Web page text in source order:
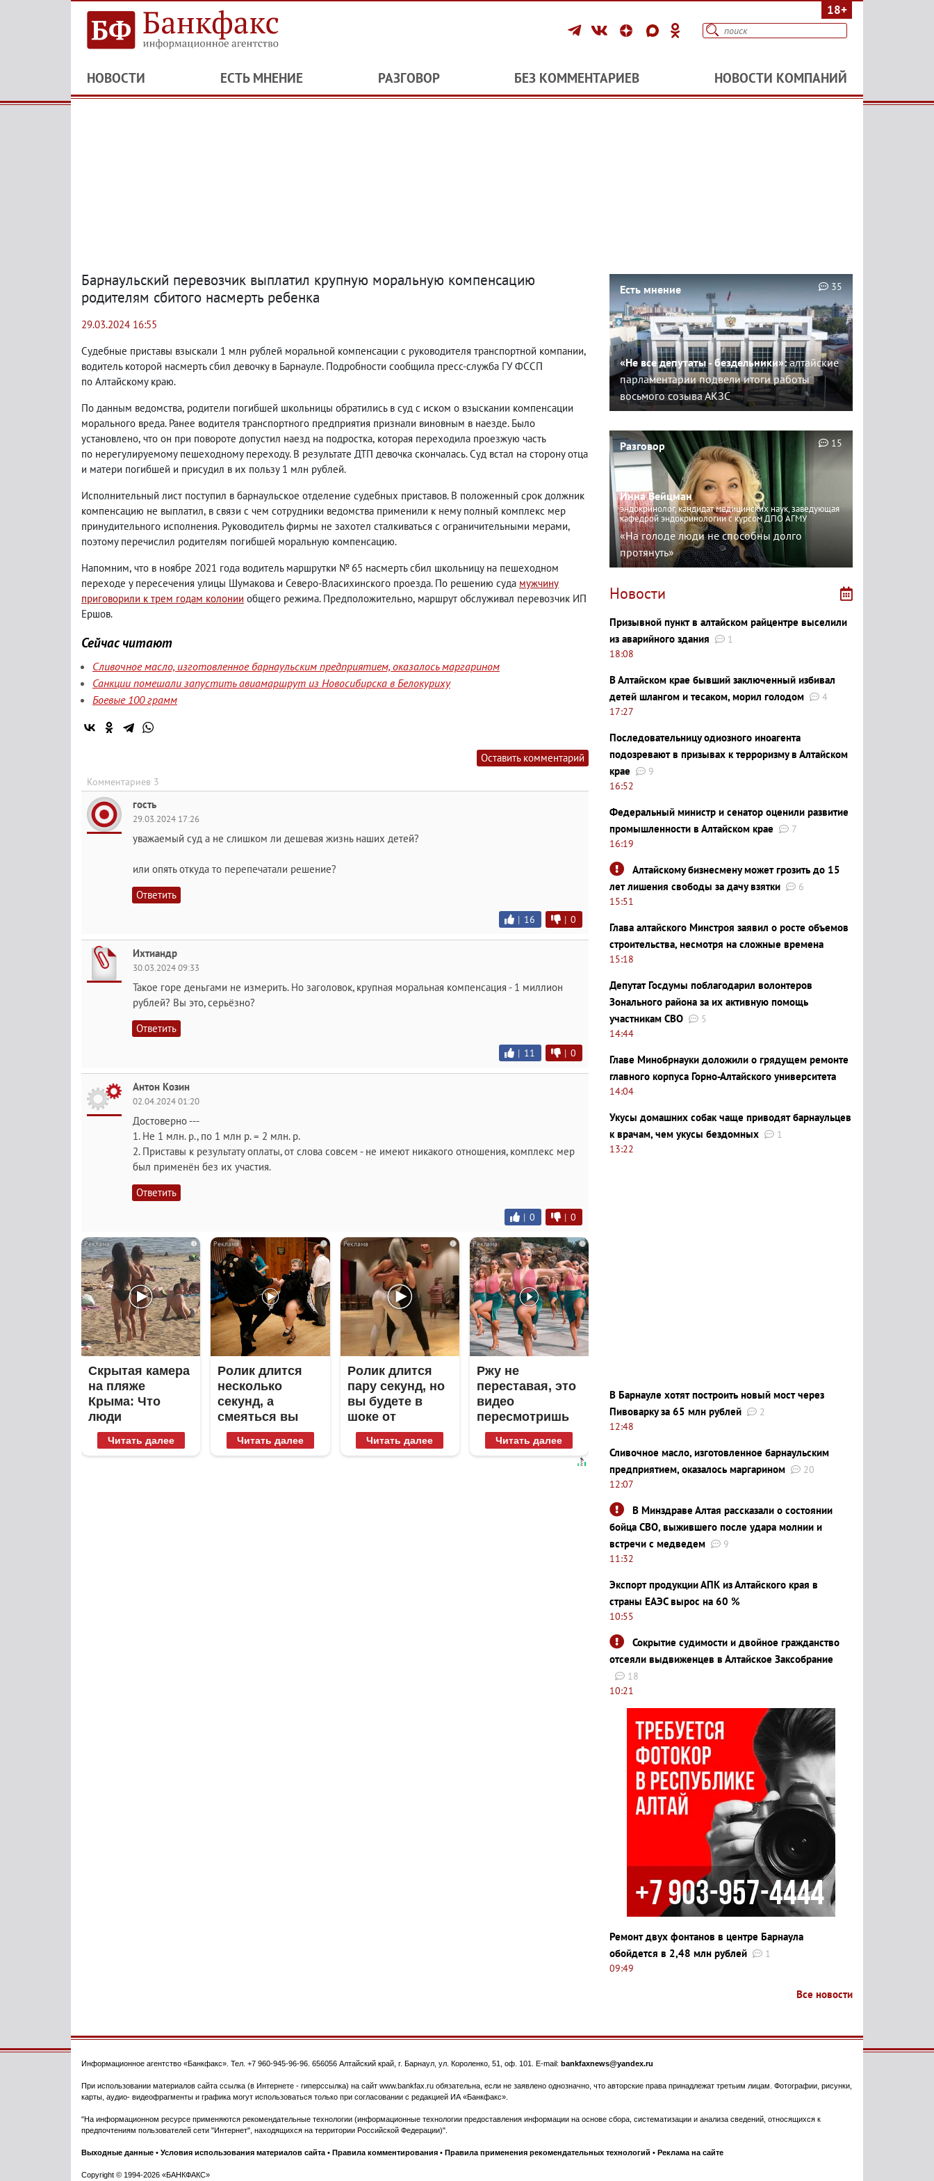
18+
НОВОСТИ ЕСТЬ МНЕНИЕ РАЗГОВОР БЕЗ КОММЕНТАРИЕВ НОВОСТИ КОМПАНИЙ
Барнаульский перевозчик выплатил крупную моральную компенсацию
родителям сбитого насмерть ребенка
29.03.2024 16:55
Судебные приставы взыскали 1 млн рублей моральной компенсации с руководителя транспортной компании,
водитель которой насмерть сбил девочку в Барнауле. Подробности сообщила пресс-служба ГУ ФССП
по Алтайскому краю.
По данным ведомства, родители погибшей школьницы обратились в суд с иском о взыскании компенсации
морального вреда. Ранее водителя транспортного предприятия признали виновным в наезде. Было
установлено, что он при повороте допустил наезд на подростка, которая переходила проезжую часть
по нерегулируемому пешеходному переходу. В результате ДТП девочка скончалась. Суд встал на сторону отца
и матери погибшей и присудил в их пользу 1 млн рублей.
Исполнительный лист поступил в барнаульское отделение судебных приставов. В положенный срок должник
компенсацию не выплатил, в связи с чем сотрудники ведомства применили к нему полный комплекс мер
принудительного исполнения. Руководитель фирмы не захотел сталкиваться с ограничительными мерами,
поэтому перечислил родителям погибшей моральную компенсацию.
Напомним, что в ноябре 2021 года водитель маршрутки № 65 насмерть сбил школьницу на пешеходном
переходе у пересечения улицы Шумакова и Северо-Власихинского проезда. По решению суда мужчину
приговорили к трем годам колонии общего режима. Предположительно, маршрут обслуживал перевозчик ИП
Ершов.
Сейчас читают
Сливочное масло, изготовленное барнаульским предприятием, оказалось маргарином
Санкции помешали запустить авиамаршрут из Новосибирска в Белокуриху
Боевые 100 грамм
Оставить комментарий
Комментариев 3
гость
29.03.2024 17:26
уважаемый суд а не слишком ли дешевая жизнь наших детей?
или опять откуда то перепечатали решение?
Ответить
| 16 | 0
Ихтиандр
30.03.2024 09:33
Такое горе деньгами не измерить. Но заголовок, крупная моральная компенсация - 1 миллион
рублей? Вы это, серьёзно?
Ответить
| 11 | 0
Антон Козин
02.04.2024 01:20
Достоверно ---
1. Не 1 млн. р., по 1 млн р. = 2 млн. р.
2. Приставы к результату оплаты, от слова совсем - не имеют никакого отношения, комплекс мер
был применён без их участия.
Ответить
| 0 | 0
i
Скрытая камера
на пляже
Крыма: Что
люди
вытворяют,
когда их не
Читать далее
i
Ролик длится
несколько
секунд, а
смеяться вы
будете долго
Читать далее
i
Ролик длится
пару секунд, но
вы будете в
шоке от
увиденного
Читать далее
i
Ржу не
переставая, это
видео
пересмотришь
не раз
Читать далее
Есть мнение
«Не все депутаты - бездельники»:алтайские
парламентарии подвели итоги работы
восьмого созыва АКЗС
35
Разговор
Инна Вейцман
эндокринолог, кандидат медицинских наук, заведующая
кафедрой эндокринологии с курсом ДПО АГМУ
«На голоде люди не способны долго
протянуть»
15
Новости
Призывной пункт в алтайском райцентре выселили
из аварийного здания
1
18:08
В Алтайском крае бывший заключенный избивал
детей шлангом и тесаком, морил голодом
4
17:27
Последовательницу одиозного иноагента
подозревают в призывах к терроризму в Алтайском
крае
9
16:52
Федеральный министр и сенатор оценили развитие
промышленности в Алтайском крае
7
16:19
Алтайскому бизнесмену может грозить до 15
лет лишения свободы за дачу взятки
6
15:51
Глава алтайского Минстроя заявил о росте объемов
строительства, несмотря на сложные времена
15:18
Депутат Госдумы поблагодарил волонтеров
Зонального района за их активную помощь
участникам СВО
5
14:44
Главе Минобрнауки доложили о грядущем ремонте
главного корпуса Горно-Алтайского университета
14:04
Укусы домашних собак чаще приводят барнаульцев
к врачам, чем укусы бездомных
1
13:22
В Барнауле хотят построить новый мост через
Пивоварку за 65 млн рублей
2
12:48
Сливочное масло, изготовленное барнаульским
предприятием, оказалось маргарином
20
12:07
В Минздраве Алтая рассказали о состоянии
бойца СВО, выжившего после удара молнии и
встречи с медведем
9
11:32
Экспорт продукции АПК из Алтайского края в
страны ЕАЭС вырос на 60 %
10:55
Сокрытие судимости и двойное гражданство
отсеяли выдвиженцев в Алтайское Заксобрание
18
10:21
Ремонт двух фонтанов в центре Барнаула
обойдется в 2,48 млн рублей
1
09:49
Все новости
Информационное агентство «Банкфакс» . Тел. +7 960-945-96-96 656056 Алтайский край, г. Барнаул ул. Короленко, 51, оф. 101 . E-mail: bankfaxnews@yandex.ru
При использовании материалов сайта ссылка (в Интернете - гиперссылка) на сайт www.bankfax.ru обязательна, если не заявлено однозначно, что авторские права принадлежат третьим лицам. Фотографии, рисунки,
карты, аудио- видеофрагменты и графика могут использоваться только при согласовании с редакцией ИА «Банкфакс».
"На информационном ресурсе применяются рекомендательные технологии (информационные технологии предоставления информации на основе сбора, систематизации и анализа сведений, относящихся к
предпочтениям пользователей сети "Интернет", находящихся на территории Российской Федерации)".
Выходные данные • Условия использования материалов сайта • Правила комментирования • Правила применения рекомендательных технологий • Реклама на сайте
Copyright © 1994-2026 «БАНКФАКС»